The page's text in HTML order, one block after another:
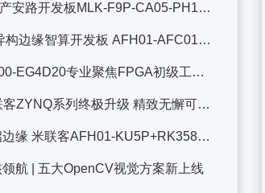
米联客FPGA国产安路开发板MLK-F9P-CA05-PH1P50/1
FPGA+AI国产异构边缘智算开发板 AFH01-AFC01-PH
米联客MLK-S200-EG4D20专业聚焦FPGA初级工程师入
【NEWS】米联客ZYNQ系列终极升级 精致无懈可击F2
双芯异构・智启边缘 米联客AFH01-KU5P+RK3588J 1
航 | 五大OpenCV视觉方案新上线